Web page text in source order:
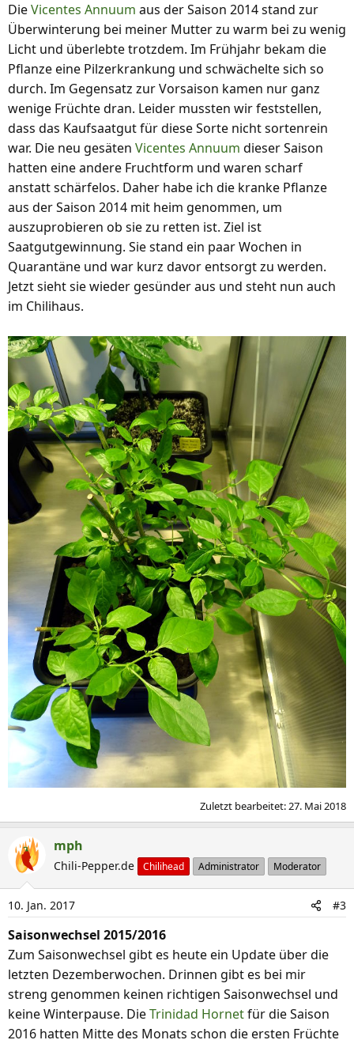
DieVicentes Annuum aus der Saison 2014 stand zur
Überwinterung bei meiner Mutter zu warm bei zu wenig
Licht und überlebte trotzdem. Im Frühjahr bekam die
Pflanze eine Pilzerkrankung und schwächelte sich so
durch. Im Gegensatz zur Vorsaison kamen nur ganz
wenige Früchte dran. Leider mussten wir feststellen,
dass das Kaufsaatgut für diese Sorte nicht sortenrein
war. Die neu gesäten Vicentes Annuum dieser Saison
hatten eine andere Fruchtform und waren scharf
anstatt schärfelos. Daher habe ich die kranke Pflanze
aus der Saison 2014 mit heim genommen, um
auszuprobieren ob sie zu retten ist. Ziel ist
Saatgutgewinnung. Sie stand ein paar Wochen in
Quarantäne und war kurz davor entsorgt zu werden.
Jetzt sieht sie wieder gesünder aus und steht nun auch
im Chilihaus.
Zuletzt bearbeitet:27. Mai 2018
mph
Chili-Pepper.de Chilihead Administrator Moderator
10. Jan. 2017 #3
Saisonwechsel 2015/2016
Zum Saisonwechsel gibt es heute ein Update über die
letzten Dezemberwochen. Drinnen gibt es bei mir
streng genommen keinen richtigen Saisonwechsel und
keine Winterpause. DieTrinidad Hornetfür die Saison
2016 hatten Mitte des Monats schon die ersten Früchte